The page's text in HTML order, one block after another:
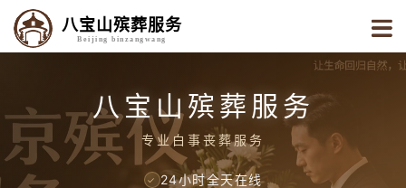
八宝山殡葬服务
Beijing binzangwang
八宝山殡葬服务
专业白事丧葬服务
✓ 24小时全天在线